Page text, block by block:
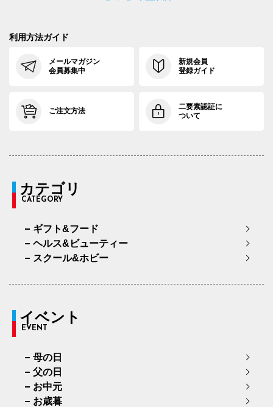
利用方法ガイド
メールマガジン
会員募集中
新規会員
登録ガイド
ご注文方法
二要素認証に
ついて
カテゴリ
CATEGORY
ギフト&フード
ヘルス&ビューティー
スクール&ホビー
イベント
EVENT
母の日
父の日
お中元
お歳暮